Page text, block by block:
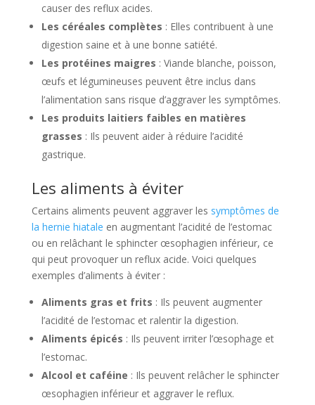
causer des reflux acides.
Les céréales complètes : Elles contribuent à une
digestion saine et à une bonne satiété.
Les protéines maigres : Viande blanche, poisson,
œufs et légumineuses peuvent être inclus dans
l’alimentation sans risque d’aggraver les symptômes.
Les produits laitiers faibles en matières
grasses : Ils peuvent aider à réduire l’acidité
gastrique.
Les aliments à éviter
Certains aliments peuvent aggraver les symptômes de
la hernie hiatale en augmentant l’acidité de l’estomac
ou en relâchant le sphincter œsophagien inférieur, ce
qui peut provoquer un reflux acide. Voici quelques
exemples d’aliments à éviter :
Aliments gras et frits : Ils peuvent augmenter
l’acidité de l’estomac et ralentir la digestion.
Aliments épicés : Ils peuvent irriter l’œsophage et
l’estomac.
Alcool et caféine : Ils peuvent relâcher le sphincter
œsophagien inférieur et aggraver le reflux.